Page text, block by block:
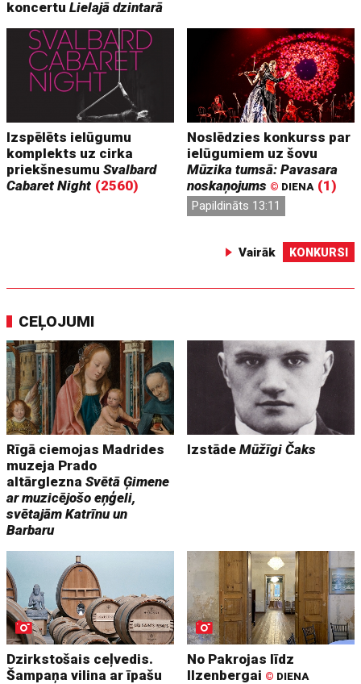
koncertuLielajā dzintarā
Izspēlēts ielūgumu
komplekts uz cirka
priekšnesumuSvalbard
Cabaret Night (2560)
Noslēdzies konkurss par
ielūgumiem uz šovu
Mūzika tumsā: Pavasara
noskaņojums © DIENA (1)
Papildināts 13:11
Vairāk KONKURSI
CEĻOJUMI
Rīgā ciemojas Madrides
muzeja Prado
altārgleznaSvētā Ģimene
ar muzicējošo eņģeli,
svētajām Katrīnu un
Barbaru
IzstādeMūžīgi Čaks
Dzirkstošais ceļvedis.
Šampaņa vilina ar īpašu
No Pakrojas līdz
Ilzenbergai © DIENA